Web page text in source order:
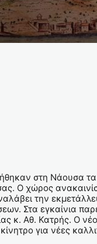
στη Νάουσα
Ο χώρος
την
Στα εγκαίνια
κ. Αθ. Κατρής. Ο
για νέες